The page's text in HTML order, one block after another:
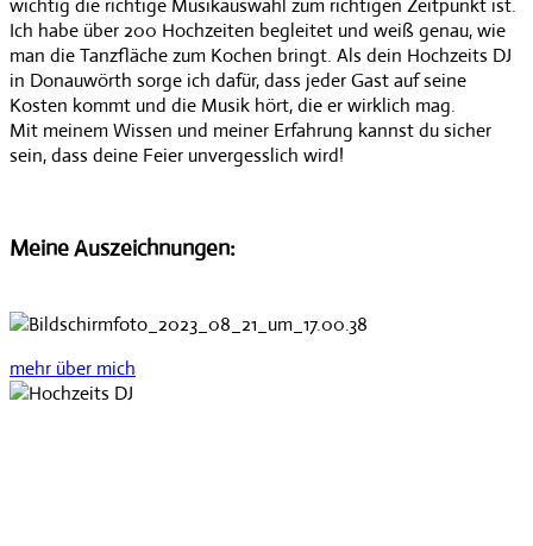
wichtig die richtige Musikauswahl zum richtigen Zeitpunkt ist.
Ich habe über 200 Hochzeiten begleitet und weiß genau, wie
man die Tanzfläche zum Kochen bringt. Als dein Hochzeits DJ
in Donauwörth sorge ich dafür, dass jeder Gast auf seine
Kosten kommt und die Musik hört, die er wirklich mag.
Mit meinem Wissen und meiner Erfahrung kannst du sicher
sein, dass deine Feier unvergesslich wird!
Meine Auszeichnungen:
mehr über mich